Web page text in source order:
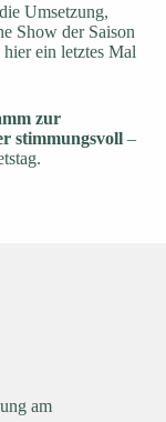
Umsetzung,
Show der Saison
hier ein letztes Mal
zur
stimmungsvoll –
am